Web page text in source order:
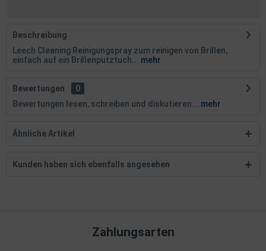
Beschreibung
Leech Cleaning Reinigungspray zum reinigen von Brillen,
einfach auf ein Brillenputztuch...
mehr
Bewertungen
0
Bewertungen lesen, schreiben und diskutieren...
mehr
Ähnliche Artikel
Kunden haben sich ebenfalls angesehen
Zahlungsarten